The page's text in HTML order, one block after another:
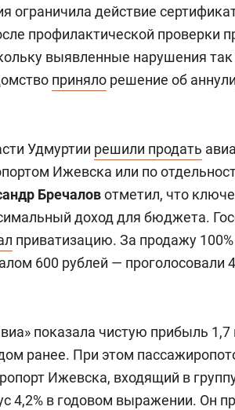
ограничила действие
профилактической проверки
выявленные нарушения
приняло решение об
Удмуртии решили продать
Ижевска или по
Бречаловотметил, что
доход для бюджета.
приватизацию. За продажу
600 рублей — проголосовали
показала чистую прибыль
ранее. При этом
Ижевска, входящий в
4,2% в годовом выражении. Он